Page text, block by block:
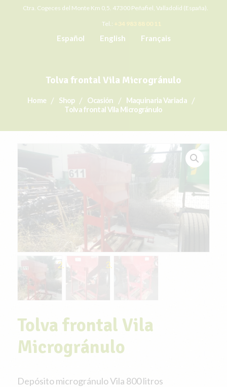
Ctra. Cogeces del Monte Km 0,5. 47300 Peñafiel, Valladolid (España).
Tel.: +34 983 88 00 11
Español English Français
Tolva frontal Vila Microgránulo
Home Shop Ocasión
Maquinaria Variada
Tolva frontal Vila Microgránulo
Tolva frontal Vila
Microgránulo
Depósito microgránulo Vila 800 litros